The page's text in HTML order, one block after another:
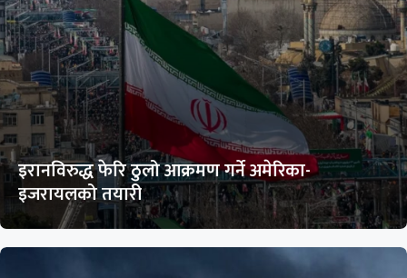
इरानविरुद्ध फेरि ठुलो आक्रमण गर्ने अमेरिका-
इजरायलको तयारी